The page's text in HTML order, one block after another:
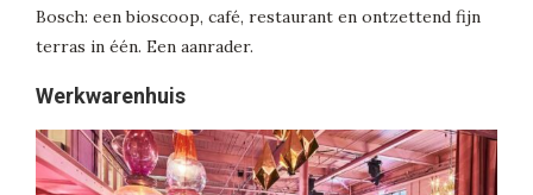
Bosch: een bioscoop, café, restaurant en ontzettend fijn
terras in één. Een aanrader.
Werkwarenhuis